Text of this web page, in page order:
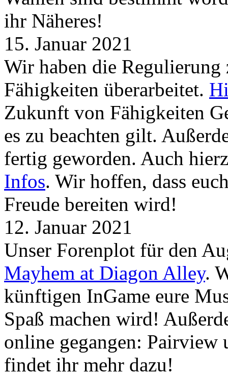
ihr Näheres!
15. Januar 2021
Wir haben die
Fähigkeiten überarbeitet.
Zukunft von Fähigkeiten
es zu beachten gilt.
fertig geworden. Auch
Infos. Wir hoffen, dass
Freude bereiten wird!
12. Januar 2021
Unser Forenplot für den
Mayhem at Diagon Alley.
künftigen InGame eure
Spaß machen wird!
online gegangen:
findet ihr mehr dazu!